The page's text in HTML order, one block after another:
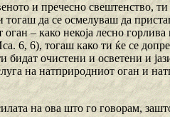
и пречесно свештенство,
тогаш да се осмелуваш да
– како некоја лесно
6, 6), тогаш како ти ќе се
очистени и осветени и
на натприродниот оган и
на ова што го говорам,